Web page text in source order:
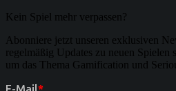
Kein Spiel mehr verpassen?
Abonniere jetzt unseren exklusiven
regelmäßig Updates zu neuen Spielen
um das Thema Gamification und